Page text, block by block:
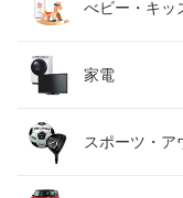
ベビーファッ
インナー・下
バッグ・小物
水・ソフトド
ビール・洋酒
ワイン
ダイエット・
医薬品・コン
美容・コスメ
べビー・キッ
キッズ・ベビ
おもちゃ
家電
家電
スポーツ・ア